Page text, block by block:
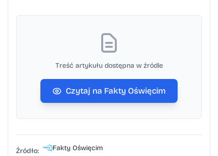
Treść artykułu dostępna w źródle
Czytaj na Fakty Oświęcim
Źródło: Fakty Oświęcim